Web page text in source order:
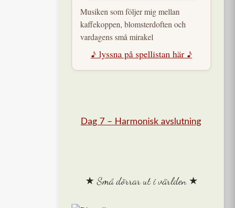
Musiken som följer mig mellan
kaffekoppen, blomsterdoften och
vardagens små mirakel
♪ lyssna på spellistan här ♪
Dag 7 – Harmonisk avslutning
★ Små dörrar ut i världen ★